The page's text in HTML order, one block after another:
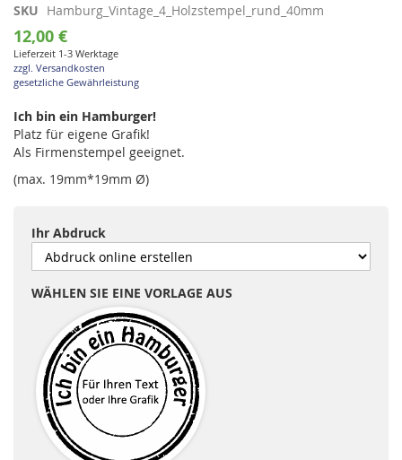
Zum
Anfang
der
Bildgalerie
springen
SKU Hamburg_Vintage_4_Holzstempel_rund_40mm
12,00 €
Lieferzeit 1-3 Werktage
zzgl. Versandkosten
gesetzliche Gewährleistung
Ich bin ein Hamburger!
Platz für eigene Grafik!
Als Firmenstempel geeignet.
(max. 19mm*19mm Ø)
Ihr Abdruck
WÄHLEN SIE EINE VORLAGE AUS